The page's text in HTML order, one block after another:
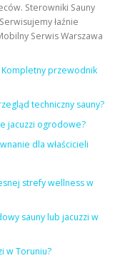
Sterowniki Sauny
łaźnie
Serwis Warszawa
Kompletny przewodnik
techniczny sauny?
jacuzzi ogrodowe?
dla właścicieli
strefy wellness w
sauny lub jacuzzi w
w Toruniu?